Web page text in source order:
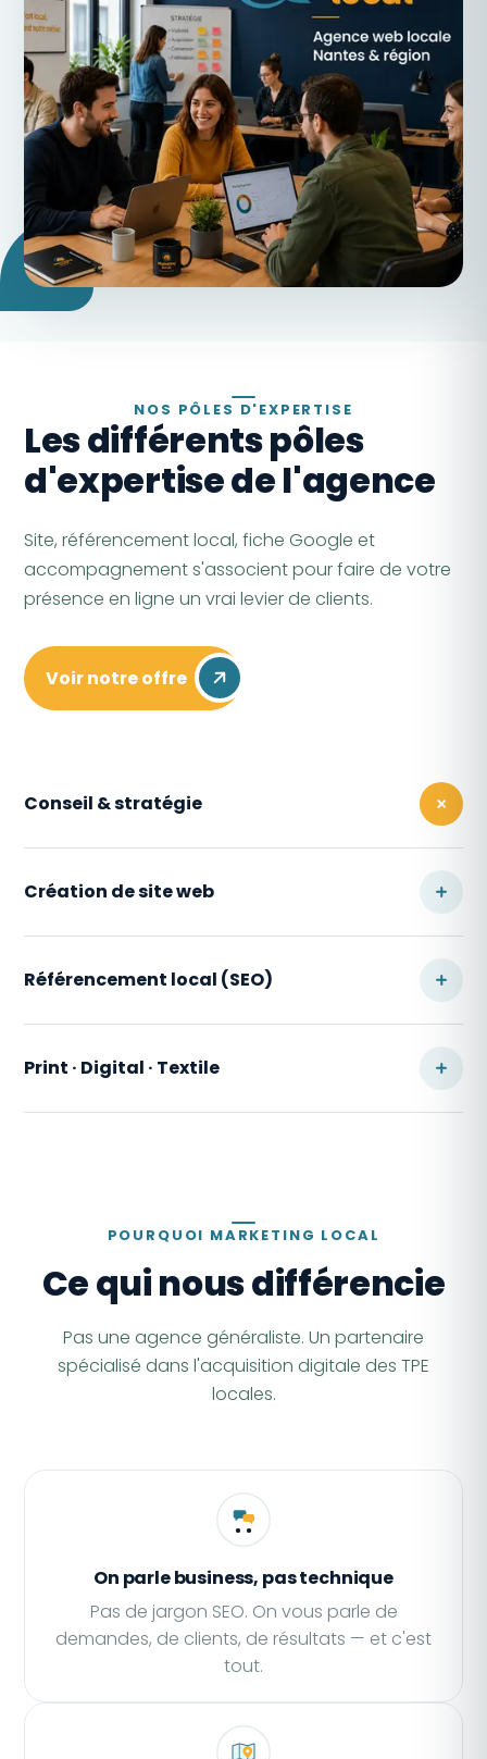
NOS PÔLES D'EXPERTISE
Les différents pôles
d'expertise de l'agence
Site, référencement local, fiche Google et
accompagnement s'associent pour faire de votre
présence en ligne un vrai levier de clients.
Voir notre offre
Conseil & stratégie
votre marché local, puis vous guide sur les leviers
En collaboration étroite avec vous, on définit vos
objectifs et on élabore une stratégie digitale
adaptée — qui tient compte du site, du
référencement, de la fiche Google et de
l'acquisition.
Création de site web
Référencement local (SEO)
Print · Digital · Textile
POURQUOI MARKETING LOCAL
Ce qui nous différencie
Pas une agence généraliste. Un partenaire
spécialisé dans l'acquisition digitale des TPE
locales.
On parle business, pas technique
Pas de jargon SEO. On vous parle de
demandes, de clients, de résultats — et c'est
tout.